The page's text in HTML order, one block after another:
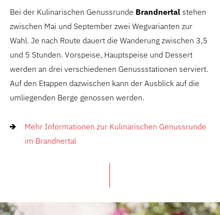
Bei der Kulinarischen Genussrunde Brandnertal stehen
zwischen Mai und September zwei Wegvarianten zur
Wahl. Je nach Route dauert die Wanderung zwischen 3,5
und 5 Stunden. Vorspeise, Hauptspeise und Dessert
werden an drei verschiedenen Genussstationen serviert.
Auf den Etappen dazwischen kann der Ausblick auf die
umliegenden Berge genossen werden.
Mehr Informationen zur Kulinarischen Genussrunde
im Brandnertal